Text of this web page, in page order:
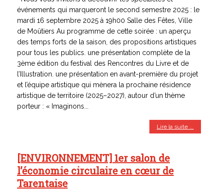
événements qui marqueront le second semestre 2025 : le
mardi 16 septembre 2025 à 19h00 Salle des Fêtes, Ville
de Moûtiers Au programme de cette soirée : un aperçu
des temps forts de la saison, des propositions artistiques
pour tous les publics. une présentation complète de la
3ème édition du festival des Rencontres du Livre et de
l’Illustration. une présentation en avant-première du projet
et l’équipe artistique qui mènera la prochaine résidence
artistique de territoire (2025–2027), autour d’un thème
porteur : « Imaginons...
Lire la suite ...
[ENVIRONNEMENT] 1er salon de
l’économie circulaire en cœur de
Tarentaise